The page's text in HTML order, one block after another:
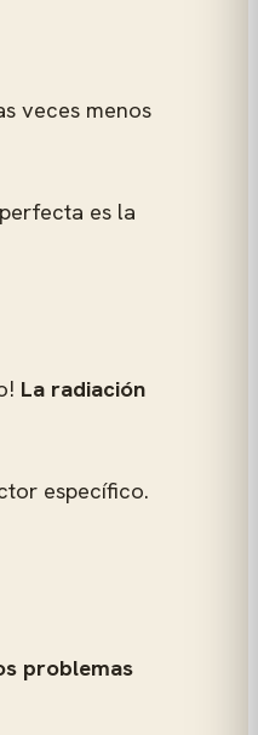
veces menos
es la
La radiación
específico.
problemas